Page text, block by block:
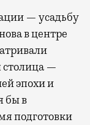
— усадьбу
в центре
столица —
эпохи и
бы в
подготовки